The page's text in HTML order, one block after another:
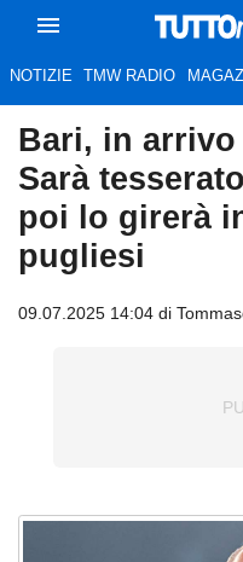
NOTIZIE TMW RADIO
Bari, in
Sarà
poi lo girerà
pugliesi
09.07.2025 14:04 di